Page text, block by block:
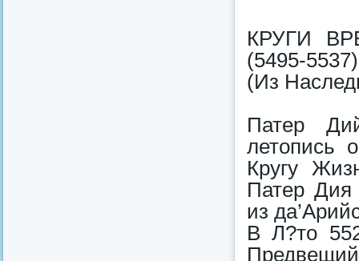
КРУГИ
(5495-5537)
(Из
Патер
летопись
Кругу
Патер Дия
из
В Л?то